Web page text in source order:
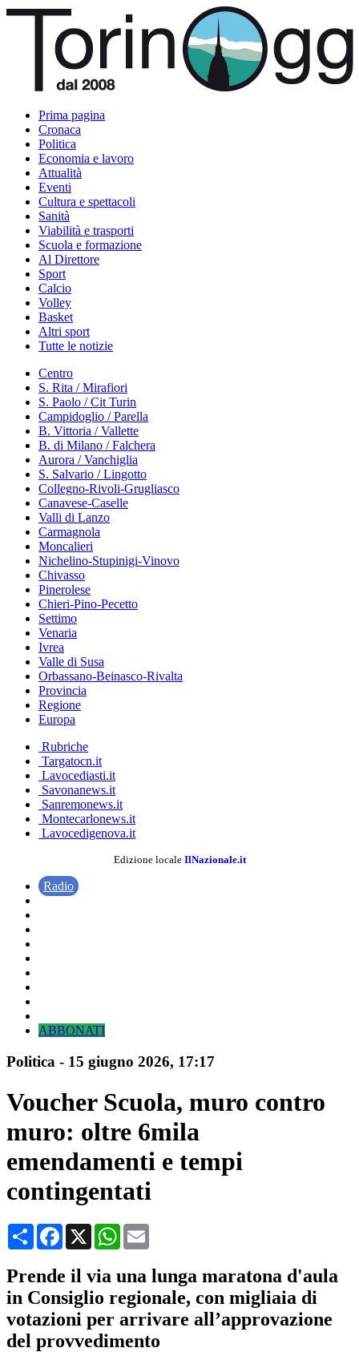
Prima pagina
Cronaca
Politica
Economia e lavoro
Attualità
Eventi
Cultura e spettacoli
Sanità
Viabilità e trasporti
Scuola e formazione
Al Direttore
Sport
Calcio
Volley
Basket
Altri sport
Tutte le notizie
Centro
S. Rita / Mirafiori
S. Paolo / Cit Turin
Campidoglio / Parella
B. Vittoria / Vallette
B. di Milano / Falchera
Aurora / Vanchiglia
S. Salvario / Lingotto
Collegno-Rivoli-Grugliasco
Canavese-Caselle
Valli di Lanzo
Carmagnola
Moncalieri
Nichelino-Stupinigi-Vinovo
Chivasso
Pinerolese
Chieri-Pino-Pecetto
Settimo
Venaria
Ivrea
Valle di Susa
Orbassano-Beinasco-Rivalta
Provincia
Regione
Europa
Rubriche
Targatocn.it
Lavocediasti.it
Savonanews.it
Sanremonews.it
Montecarlonews.it
Lavocedigenova.it
Edizione locale IlNazionale.it
Radio
ABBONATI
Politica - 15 giugno 2026, 17:17
Voucher Scuola, muro contro
muro: oltre 6mila
emendamenti e tempi
contingentati
CondividiFacebook
X WhatsApp
Prende il via una lunga maratona d'aula
in Consiglio regionale, con migliaia di
votazioni per arrivare all’approvazione
del provvedimento